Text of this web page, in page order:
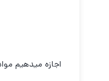
اجازه میدهیم